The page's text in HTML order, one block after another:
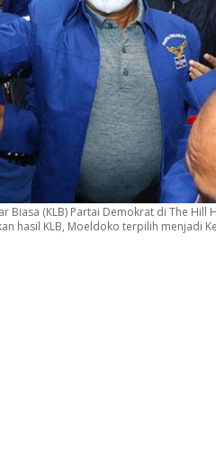
Biasa (KLB) Partai Demokrat di The Hill
hasil KLB, Moeldoko terpilih menjadi